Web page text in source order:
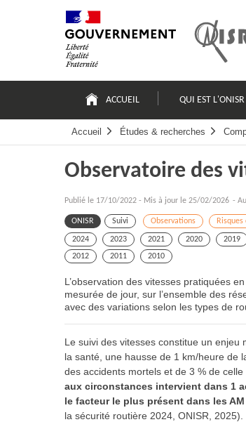
principale
ACCUEIL QUI EST L'ONISR
Accueil Études & recherches
Observatoire des
Publié le 17/10/2022 - Mis à jour le 25/02/2026 -
ONISR Suivi Observations
2024 2023 2021 2020 2019
2012
2011 2010
L’observation des vitesses pratiquées
mesurée de jour, sur l’ensemble des
avec des variations selon les types de
Le suivi des vitesses constitue un enjeu
la santé, une hausse de 1 km/heure de
des accidents mortels et de 3 % de celle
aux circonstances intervient dans 1
le facteur le plus présent dans les
la sécurité routière 2024, ONISR,